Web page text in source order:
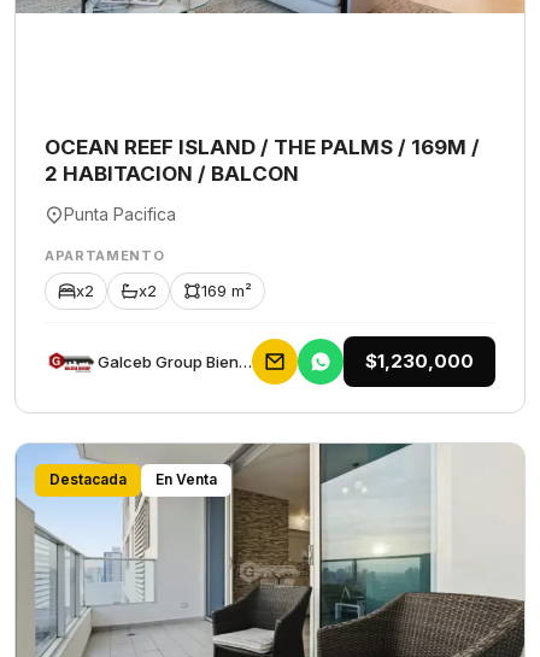
OCEAN REEF ISLAND / THE PALMS / 169M /
2 HABITACION / BALCON
Punta Pacifica
APARTAMENTO
x2 x2 169 m²
Galceb Group Bienes Raices $1,230,000
Destacada En Venta